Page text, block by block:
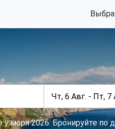
моря 2026. Бронируйте